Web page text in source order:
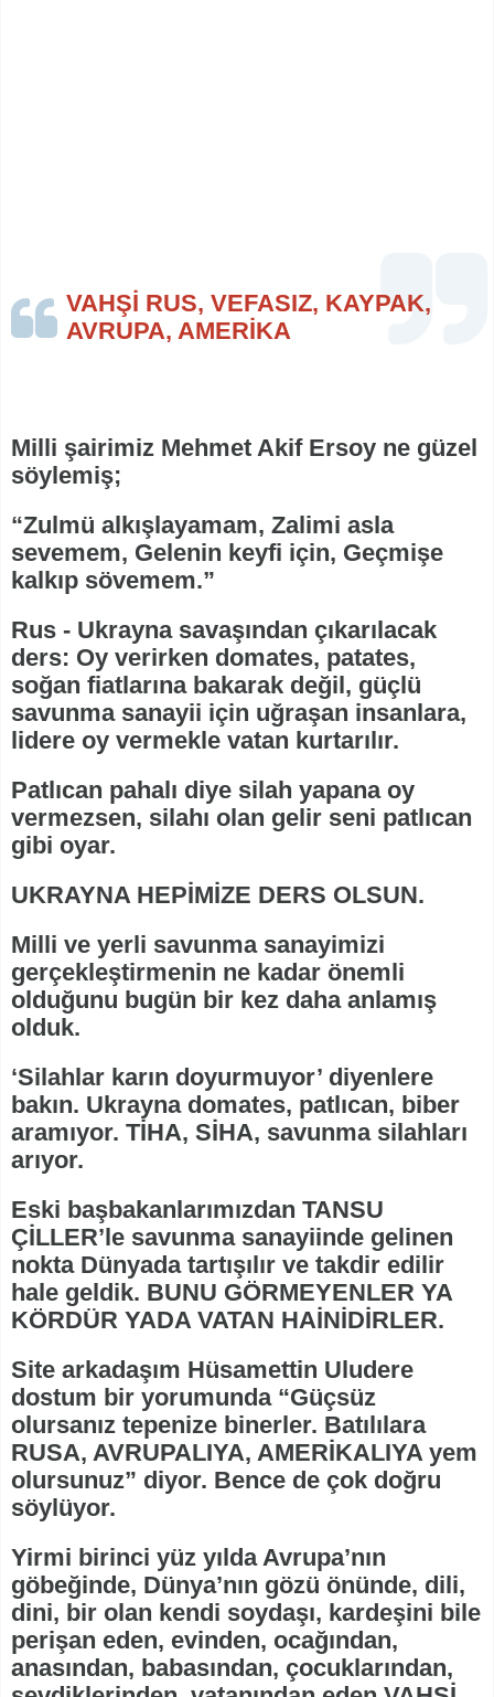
VAHŞİ RUS, VEFASIZ, KAYPAK,
AVRUPA, AMERİKA
Milli şairimiz Mehmet Akif Ersoy ne güzel
söylemiş;
“Zulmü alkışlayamam, Zalimi asla
sevemem, Gelenin keyfi için, Geçmişe
kalkıp sövemem.”
Rus - Ukrayna savaşından çıkarılacak
ders: Oy verirken domates, patates,
soğan fiatlarına bakarak değil, güçlü
savunma sanayii için uğraşan insanlara,
lidere oy vermekle vatan kurtarılır.
Patlıcan pahalı diye silah yapana oy
vermezsen, silahı olan gelir seni patlıcan
gibi oyar.
UKRAYNA HEPİMİZE DERS OLSUN.
Milli ve yerli savunma sanayimizi
gerçekleştirmenin ne kadar önemli
olduğunu bugün bir kez daha anlamış
olduk.
‘Silahlar karın doyurmuyor’ diyenlere
bakın. Ukrayna domates, patlıcan, biber
aramıyor. TİHA, SİHA, savunma silahları
arıyor.
Eski başbakanlarımızdan TANSU
ÇİLLER’le savunma sanayiinde gelinen
nokta Dünyada tartışılır ve takdir edilir
hale geldik. BUNU GÖRMEYENLER YA
KÖRDÜR YADA VATAN HAİNİDİRLER.
Site arkadaşım Hüsamettin Uludere
dostum bir yorumunda “Güçsüz
olursanız tepenize binerler. Batılılara
RUSA, AVRUPALIYA, AMERİKALIYA yem
olursunuz” diyor. Bence de çok doğru
söylüyor.
Yirmi birinci yüz yılda Avrupa’nın
göbeğinde, Dünya’nın gözü önünde, dili,
dini, bir olan kendi soydaşı, kardeşini bile
perişan eden, evinden, ocağından,
anasından, babasından, çocuklarından,